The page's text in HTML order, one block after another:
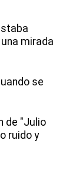
mirada
se
de "Julio
ruido y